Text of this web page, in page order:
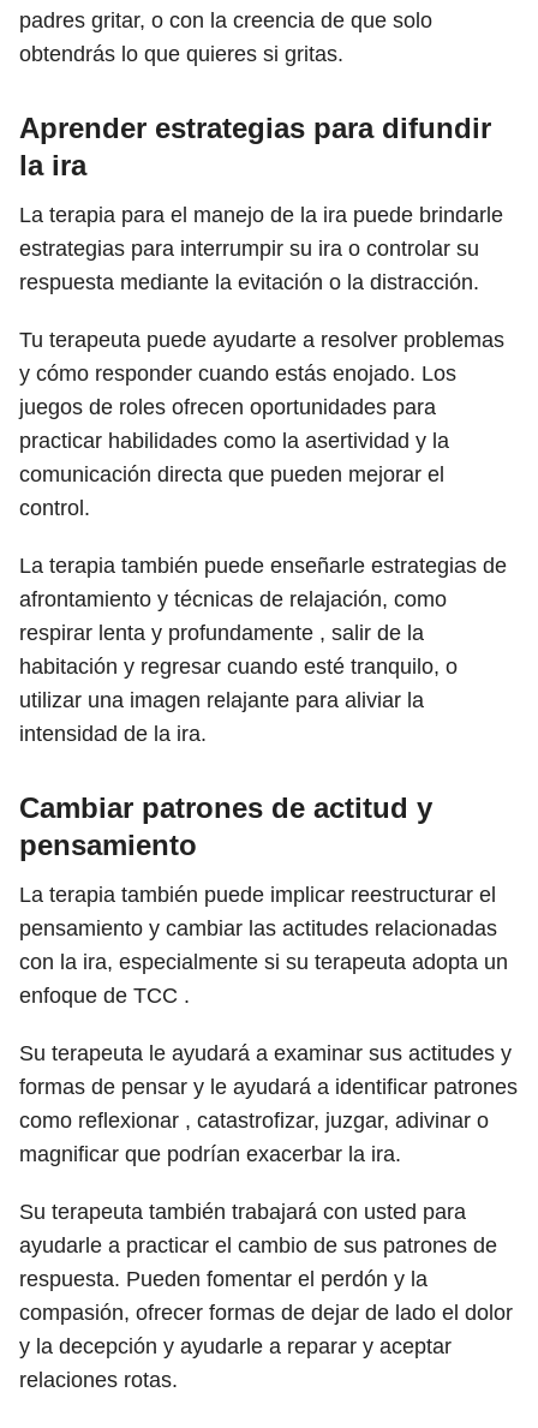
padres gritar, o con la creencia de que solo
obtendrás lo que quieres si gritas.
Aprender estrategias para difundir
la ira
La terapia para el manejo de la ira puede brindarle
estrategias para interrumpir su ira o controlar su
respuesta mediante la evitación o la distracción.
Tu terapeuta puede ayudarte a resolver problemas
y cómo responder cuando estás enojado. Los
juegos de roles ofrecen oportunidades para
practicar habilidades como la asertividad y la
comunicación directa que pueden mejorar el
control.
La terapia también puede enseñarle estrategias de
afrontamiento y técnicas de relajación, como
respirar lenta y profundamente , salir de la
habitación y regresar cuando esté tranquilo, o
utilizar una imagen relajante para aliviar la
intensidad de la ira.
Cambiar patrones de actitud y
pensamiento
La terapia también puede implicar reestructurar el
pensamiento y cambiar las actitudes relacionadas
con la ira, especialmente si su terapeuta adopta un
enfoque de TCC .
Su terapeuta le ayudará a examinar sus actitudes y
formas de pensar y le ayudará a identificar patrones
como reflexionar , catastrofizar, juzgar, adivinar o
magnificar que podrían exacerbar la ira.
Su terapeuta también trabajará con usted para
ayudarle a practicar el cambio de sus patrones de
respuesta. Pueden fomentar el perdón y la
compasión, ofrecer formas de dejar de lado el dolor
y la decepción y ayudarle a reparar y aceptar
relaciones rotas.